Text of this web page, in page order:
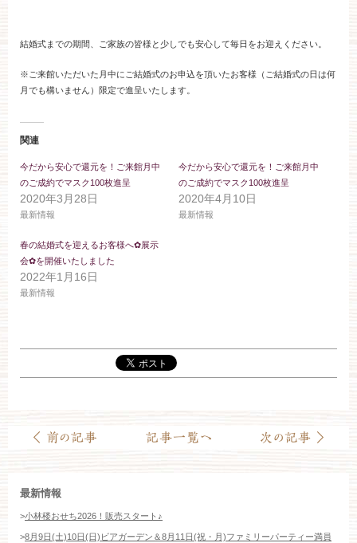
見学予約
資料請求
小林楼の結婚式
おもてなし
お客様とのご縁
お約束 フォトギャラリー
レストラン＆パーティー
結婚式までの期間、ご家族の皆様と少しでも安心して毎日をお迎えください。
※ご来館いただいた月中にご結婚式のお申込を頂いたお客様（ご結婚式の日は何
月でも構いません）限定で進呈いたします。
関連
今だから安心で還元を！ご来館月中
のご成約でマスク100枚進呈
2020年3月28日
最新情報
今だから安心で還元を！ご来館月中
のご成約でマスク100枚進呈
2020年4月10日
最新情報
春の結婚式を迎えるお客様へ✿展示
会✿を開催いたしました
2022年1月16日
最新情報
最新情報
>小林楼おせち2026！販売スタート♪
>8月9日(土)10日(日)ビアガーデン＆8月11日(祝・月)ファミリーパーティー満員